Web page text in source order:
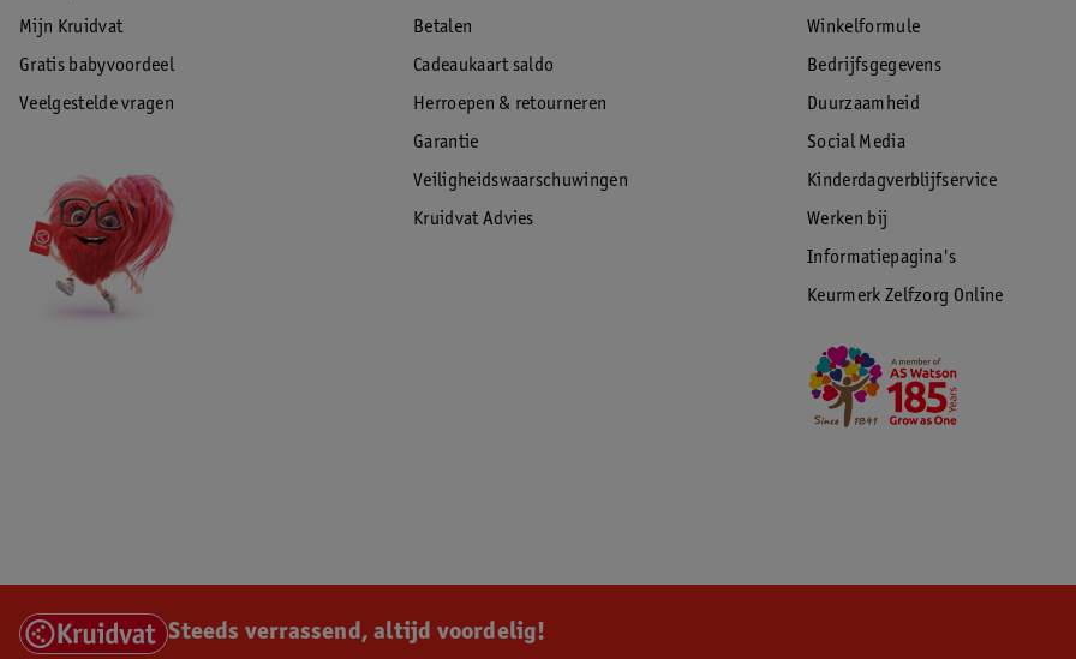
Mijn Kruidvat
Gratis babyvoordeel
Veelgestelde vragen
Betalen
Cadeaukaart saldo
Herroepen & retourneren
Garantie
Veiligheidswaarschuwingen
Kruidvat Advies
Winkelformule
Bedrijfsgegevens
Duurzaamheid
Social Media
Kinderdagverblijfservice
Werken bij
Informatiepagina's
Keurmerk Zelfzorg Online
Steeds verrassend, altijd voordelig!